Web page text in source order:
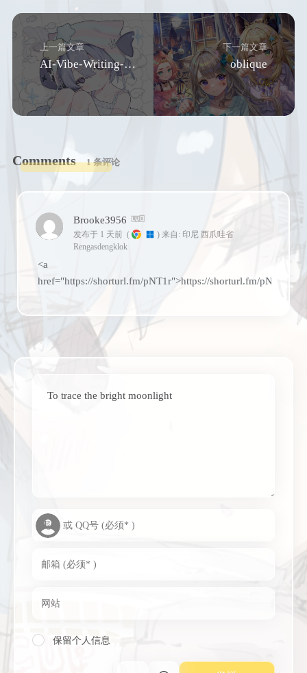
上一篇文章
AI-Vibe-Writing-Skills 使用指南
下一篇文章
oblique
Comments 1 条评论
Brooke3956
发布于 1 天前 ( )来自: 印尼 西爪哇省
Rengasdengklok
<a
href="https://shorturl.fm/pNT1r">https://shorturl.fm/pNT1r</a>
To trace the bright moonlight
保留个人信息